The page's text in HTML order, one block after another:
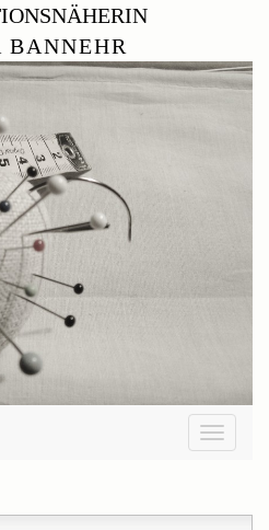
BANNEHR
Toggle